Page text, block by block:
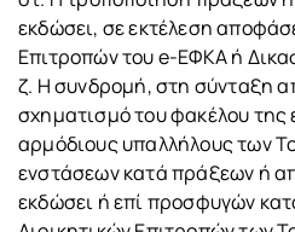
εκδώσει, σε εκτέλεση
Επιτροπών του e-ΕΦΚΑ ή
ζ. Η συνδρομή, στη σύνταξη
σχηματισμό του φακέλου
αρμόδιους υπαλλήλους των
ενστάσεων κατά πράξεων ή
εκδώσει ή επί προσφυγών